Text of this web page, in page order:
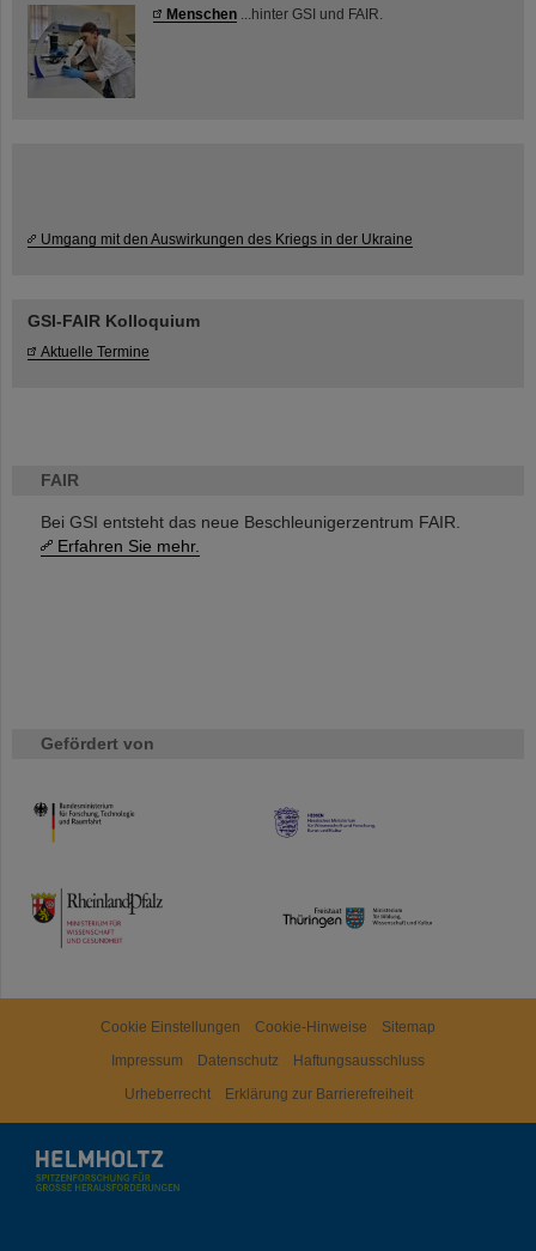
FAIR
Bei GSI entsteht das neue Beschleunigerzentrum FAIR.
Erfahren Sie mehr.
Gefördert von
HMWK
TMWWDG
Menschen ...hinter GSI und FAIR.
Umgang mit den Auswirkungen des Kriegs in der Ukraine
GSI-FAIR Kolloquium
Aktuelle Termine
Cookie Einstellungen Cookie-Hinweise
Sitemap
Impressum
Datenschutz
Haftungsausschluss
Urheberrecht
Erklärung zur Barrierefreiheit